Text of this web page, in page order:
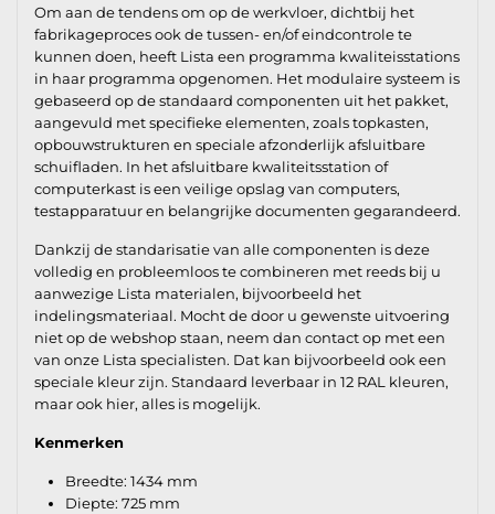
Om aan de tendens om op de werkvloer, dichtbij het
fabrikageproces ook de tussen- en/of eindcontrole te
kunnen doen, heeft Lista een programma kwaliteisstations
in haar programma opgenomen. Het modulaire systeem is
gebaseerd op de standaard componenten uit het pakket,
aangevuld met specifieke elementen, zoals topkasten,
opbouwstrukturen en speciale afzonderlijk afsluitbare
schuifladen. In het afsluitbare kwaliteitsstation of
computerkast is een veilige opslag van computers,
testapparatuur en belangrijke documenten gegarandeerd.
Dankzij de standarisatie van alle componenten is deze
volledig en probleemloos te combineren met reeds bij u
aanwezige Lista materialen, bijvoorbeeld het
indelingsmateriaal. Mocht de door u gewenste uitvoering
niet op de webshop staan, neem dan contact op met een
van onze Lista specialisten. Dat kan bijvoorbeeld ook een
speciale kleur zijn. Standaard leverbaar in 12 RAL kleuren,
maar ook hier, alles is mogelijk.
Kenmerken
Breedte: 1434 mm
Diepte: 725 mm